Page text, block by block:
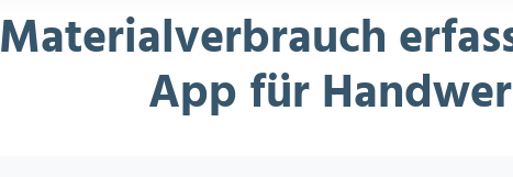
Materialverbrauch
App für